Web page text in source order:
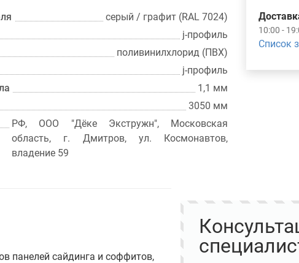
серый / графит (RAL 7024)
j-профиль
поливинилхлорид (ПВХ)
j-профиль
1,1 мм
3050 мм
РФ, ООО "Дёке Экстружн", Московская
область, г. Дмитров, ул. Космонавтов,
владение 59
10:00 -
Список
панелей сайдинга и соффитов,